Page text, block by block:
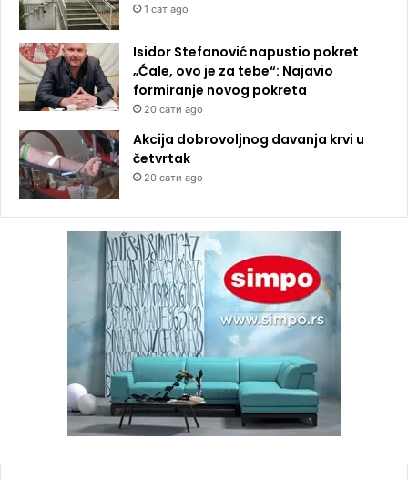
1 сат ago
Isidor Stefanović napustio pokret
„Ćale, ovo je za tebe“: Najavio
formiranje novog pokreta
20 сати ago
Akcija dobrovoljnog davanja krvi u
četvrtak
20 сати ago